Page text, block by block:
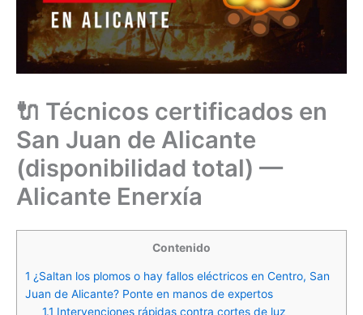
🔌 Técnicos certificados en
San Juan de Alicante
(disponibilidad total) —
Alicante Enerxía
Contenido
1 ¿Saltan los plomos o hay fallos eléctricos en Centro, San
Juan de Alicante? Ponte en manos de expertos
1.1 Intervenciones rápidas contra cortes de luz